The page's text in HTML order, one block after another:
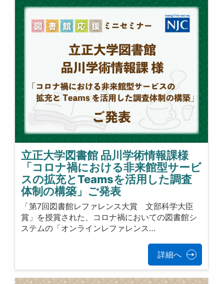
立正大学図書館 品川学術情報課様
「コロナ禍における非来館型サービ
スの拡充とTeamsを活用した調査
体制の構築」ご発表
「第7回図書館レファレンス大賞 文部科学大臣
賞」を授賞された、コロナ禍においての図書館シ
ステムの「オンラインレファレンス…
詳細へ